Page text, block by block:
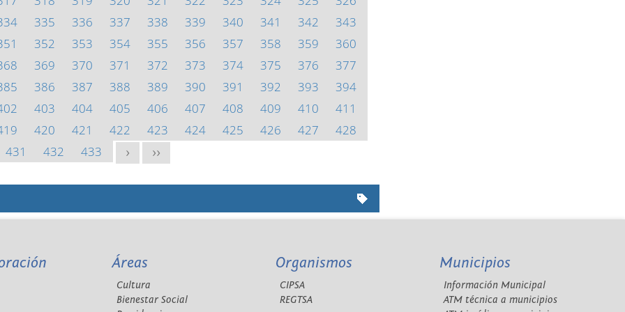
335 336 337 338 339 340 341 342
343
352 353 354 355 356 357 358 359
360
369 370 371 372 373 374 375 376
377
386 387 388 389 390 391 392 393
394
403 404 405 406 407 408 409 410
411
420 421 422 423 424 425 426 427
428
431
432 433 > >>
Áreas
Cultura
Bienestar Social
Organismos
CIPSA
REGTSA
Municipios
Información Municipal
ATM técnica a municipios